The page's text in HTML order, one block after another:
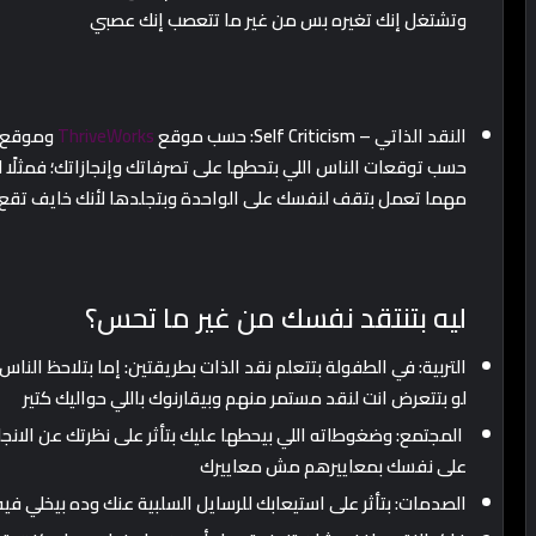
وتشتغل إنك تغيره بس من غير ما تتعصب إنك عصبي
النقد الذاتي – Self Criticism: حسب موقع ThriveWorks
حسب توقعات الناس اللي بتحطها على تصرفاتك وإنجازاتك؛
مهما تعمل بتقف لنفسك على الواحدة وبتجلدها لأنك خايف
ليه بتنتقد نفسك من غير ما تحس؟
التربية: في الطفولة بتتعلم نقد الذات بطريقتين: إما بتلاحظ
لو بتتعرض انت لنقد مستمر منهم وبيقارنوك باللي حواليك كتير
المجتمع: وضغوطاته اللي بيحطها عليك بتأثر على نظرتك عن
على نفسك بمعاييرهم مش معاييرك
الصدمات: بتأثر على استيعابك للرسايل السلبية عنك وده